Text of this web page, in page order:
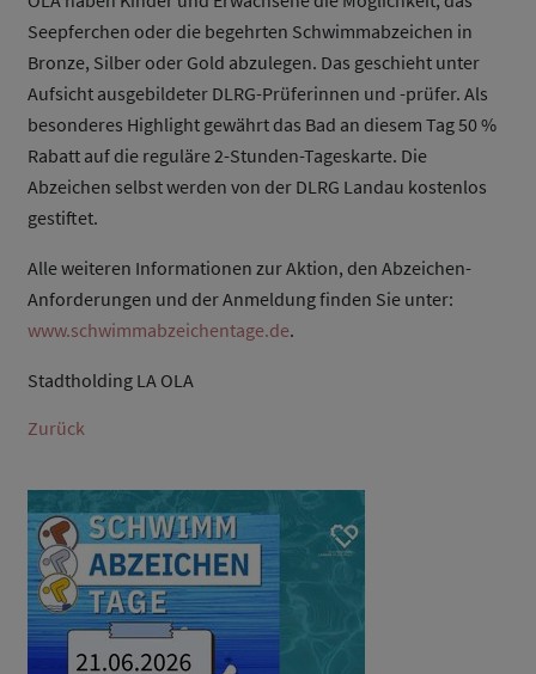
Seepferchen oder die begehrten Schwimmabzeichen in
Bronze, Silber oder Gold abzulegen. Das geschieht unter
Aufsicht ausgebildeter DLRG-Prüferinnen und -prüfer. Als
besonderes Highlight gewährt das Bad an diesem Tag 50 %
Rabatt auf die reguläre 2-Stunden-Tageskarte. Die
Abzeichen selbst werden von der DLRG Landau kostenlos
gestiftet.
Alle weiteren Informationen zur Aktion, den Abzeichen-
Anforderungen und der Anmeldung finden Sie unter:
www.schwimmabzeichentage.de.
Stadtholding LA OLA
Zurück